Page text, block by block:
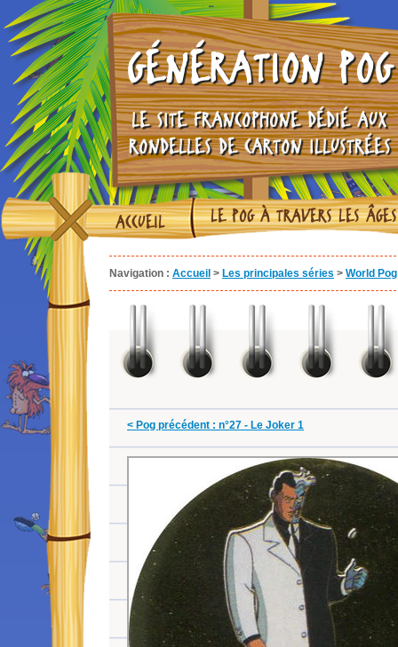
GÉNÉRATION POG
LE SITE FRANCOPHONE DÉDIÉ AUX
RONDELLES DE CARTON ILLUSTRÉES
ACCUEIL LE POG À TRAVERS LES ÂGES
Navigation : Accueil > Les principales séries > World
< Pog précédent : n°27 - Le Joker 1